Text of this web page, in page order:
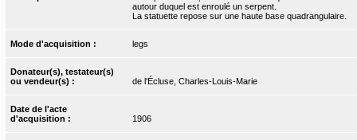
autour duquel est enroulé un serpent.
La statuette repose sur une haute base quadrangulaire.
Mode d'acquisition : legs
Donateur(s), testateur(s)
ou vendeur(s) :
de l'Écluse, Charles-Louis-Marie
Date de l'acte
d'acquisition :
1906